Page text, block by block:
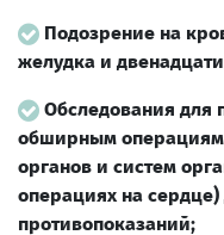
Подозрение на
желудка и
Обследования для
обширным операциям
органов и систем
операциях на
противопоказаний;